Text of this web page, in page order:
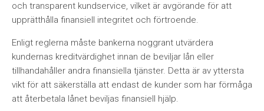
och transparent kundservice, vilket är avgörande för att
upprätthålla finansiell integritet och förtroende.
Enligt reglerna måste bankerna noggrant utvärdera
kundernas kreditvärdighet innan de beviljar lån eller
tillhandahåller andra finansiella tjänster. Detta är av yttersta
vikt för att säkerställa att endast de kunder som har förmåga
att återbetala lånet beviljas finansiell hjälp.